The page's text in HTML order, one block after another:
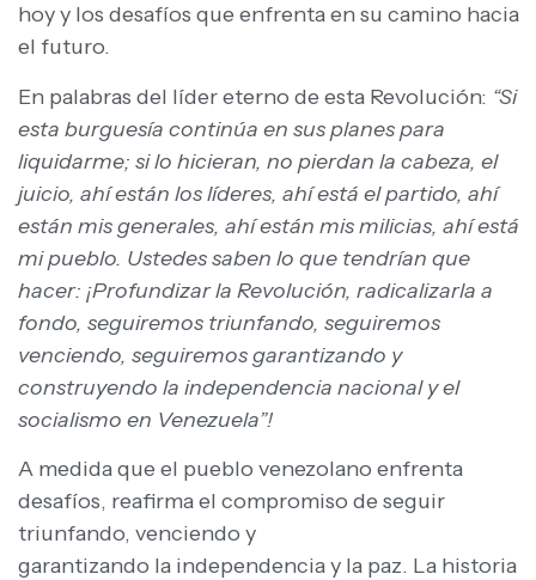
hoy y los desafíos que enfrenta en su camino hacia
el futuro.
En palabras del líder eterno de esta Revolución: “Si
esta burguesía continúa en sus planes para
liquidarme; si lo hicieran, no pierdan la cabeza, el
juicio, ahí están los líderes, ahí está el partido, ahí
están mis generales, ahí están mis milicias, ahí está
mi pueblo. Ustedes saben lo que tendrían que
hacer: ¡Profundizar la Revolución, radicalizarla a
fondo, seguiremos triunfando, seguiremos
venciendo, seguiremos garantizando y
construyendo la independencia nacional y el
socialismo en Venezuela”!
A medida que el pueblo venezolano enfrenta
desafíos, reafirma el compromiso de seguir
triunfando, venciendo y
garantizando la independencia y la paz. La historia